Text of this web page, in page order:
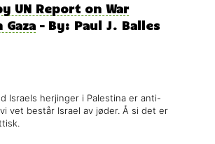
UN Report on War
Gaza – By: Paul J. Balles
Israels herjinger i Palestina er anti-
vet består Israel av jøder. Å si det er